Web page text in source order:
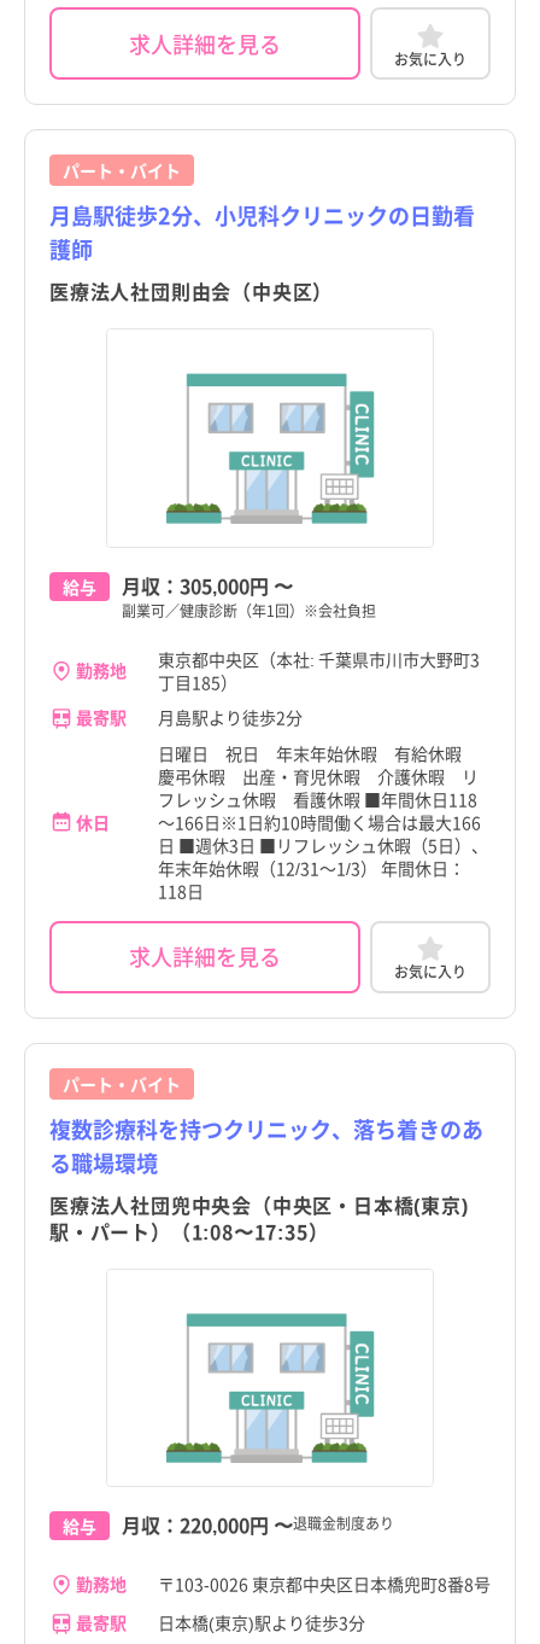
求人詳細を見る お気に入り
パート・バイト
月島駅徒歩2分、小児科クリニックの日勤看
護師
医療法人社団則由会（中央区）
給与 月収： 305,000円 〜
副業可／健康診断（年1回）※会社負担
勤務地
東京都中央区（本社: 千葉県市川市大野町3
丁目185）
最寄駅
月島駅より徒歩2分
休日
日曜日 祝日 年末年始休暇 有給休暇
慶弔休暇 出産・育児休暇 介護休暇 リ
フレッシュ休暇 看護休暇 ■年間休日118
～166日※1日約10時間働く場合は最大166
日 ■週休3日 ■リフレッシュ休暇（5日）、
年末年始休暇（12/31～1/3） 年間休日：
118日
求人詳細を見る お気に入り
パート・バイト
複数診療科を持つクリニック、落ち着きのあ
る職場環境
医療法人社団兜中央会（中央区・日本橋(東京)
駅・パート）（1:08〜17:35）
給与 月収： 220,000円 〜退職金制度あり
勤務地
〒103-0026 東京都中央区日本橋兜町8番8号
最寄駅
日本橋(東京)駅より徒歩3分